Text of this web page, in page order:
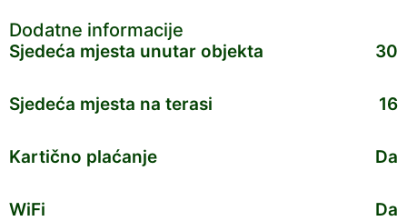
Dodatne informacije
Sjedeća mjesta unutar objekta 30
Sjedeća mjesta na terasi 16
Kartično plaćanje Da
WiFi Da